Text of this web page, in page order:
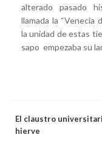
alterado pasado
llamada la “Venecia
la unidad de estas
sapo empezaba su
El claustro
hierve